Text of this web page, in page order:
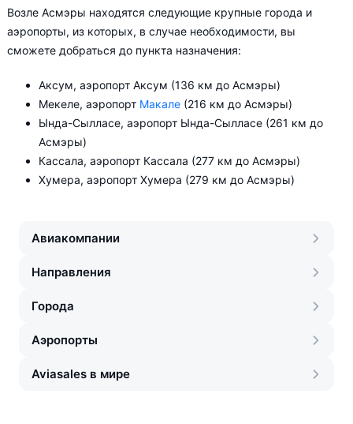
Возле Асмэры находятся следующие крупные города и
аэропорты, из которых, в случае необходимости, вы
сможете добраться до пункта назначения:
Аксум, аэропорт Аксум (136 км до Асмэры)
Мекеле, аэропорт Макале (216 км до Асмэры)
Ында-Сылласе, аэропорт Ында-Сылласе (261 км до
Асмэры)
Кассала, аэропорт Кассала (277 км до Асмэры)
Хумера, аэропорт Хумера (279 км до Асмэры)
Авиакомпании
Направления
Города
Аэропорты
Aviasales в мире